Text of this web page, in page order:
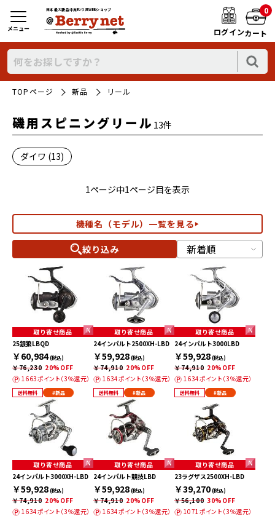
日本最大新品中古釣り具WEBショップ
ログイン
0
カート
メニュー
TOPページ 新品 リール
磯用スピニングリール 13件
ダイワ (13)
1ページ中1ページ目を表示
機種名（モデル）一覧を見る
絞り込み
取り寄せ商品
25銀狼LBQD
￥60,984(税込)
￥76,230 20%OFF
1663ポイント（3％還元）
送料無料 #新品
取り寄せ商品
24インパルト2500XH-LBD
￥59,928(税込)
￥74,910 20%OFF
1634ポイント（3％還元）
送料無料 #新品
取り寄せ商品
24インパルト3000LBD
￥59,928(税込)
￥74,910 20%OFF
1634ポイント（3％還元）
送料無料 #新品
取り寄せ商品
24インパルト3000XH-LBD
￥59,928(税込)
￥74,910 20%OFF
1634ポイント（3％還元）
取り寄せ商品
24インパルト競技LBD
￥59,928(税込)
￥74,910 20%OFF
1634ポイント（3％還元）
取り寄せ商品
23ラグザス2500XH-LBD
￥39,270(税込)
￥56,100 30%OFF
1071ポイント（3％還元）